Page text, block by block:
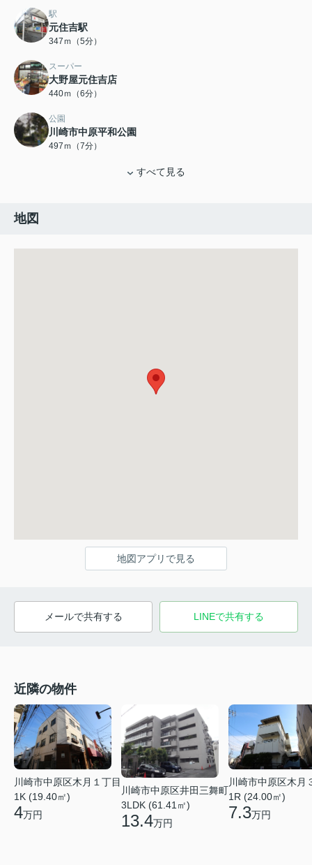
駅
元住吉駅
347ｍ（5分）
スーパー
大野屋元住吉店
440ｍ（6分）
公園
川崎市中原平和公園
497ｍ（7分）
すべて見る
地図
地図アプリで見る
メールで共有する LINEで共有する
近隣の物件
川崎市中原区木月１丁目
1K (19.40㎡)
4万円
川崎市中原区井田三舞町
3LDK (61.41㎡)
13.4万円
川崎市中原区木月
1R (24.00㎡)
7.3万円